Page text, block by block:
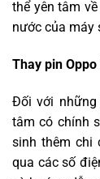
thể yên tâm
nước của máy
Thay pin
Đối với
tâm có chính
sinh thêm chi
qua các số